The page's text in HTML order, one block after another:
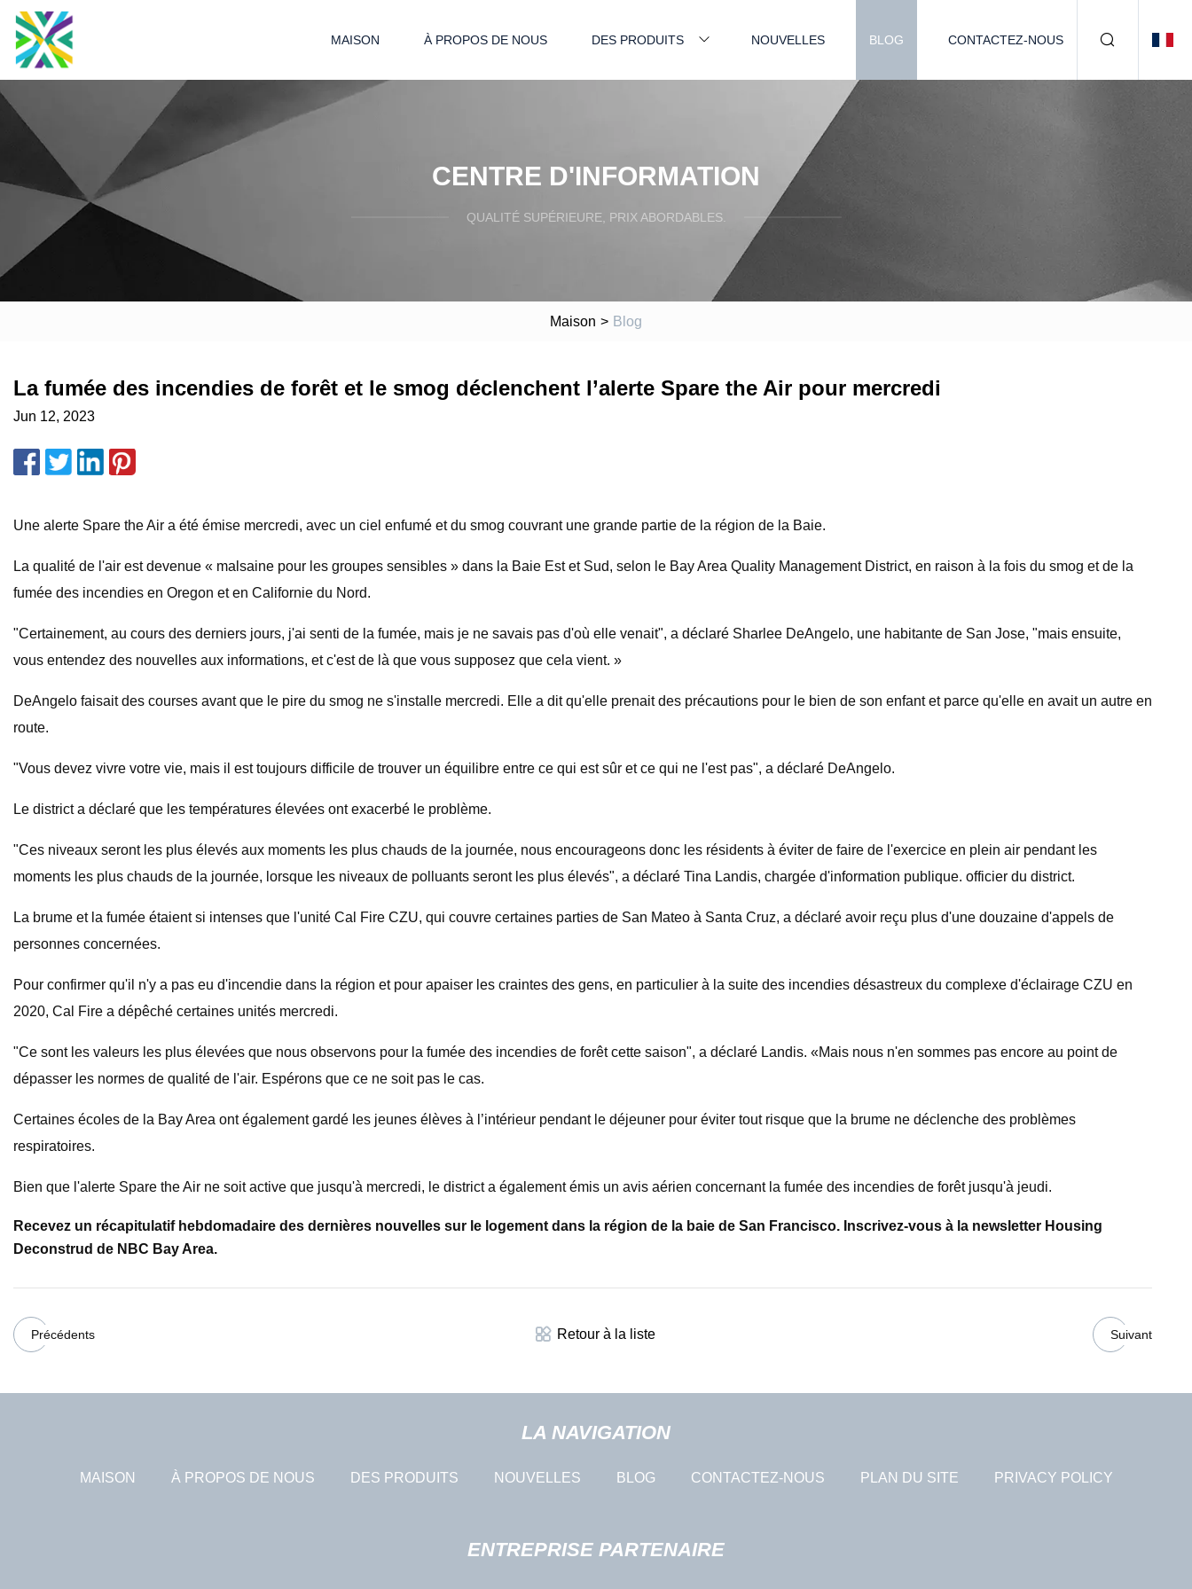
MAISON À PROPOS DE NOUS DES PRODUITS NOUVELLES BLOG CONTACTEZ-NOUS
CENTRE D'INFORMATION
QUALITÉ SUPÉRIEURE, PRIX ABORDABLES.
Maison > Blog
La fumée des incendies de forêt et le smog déclenchent l’alerte Spare the Air pour mercredi
Jun 12, 2023
Une alerte Spare the Air a été émise mercredi, avec un ciel enfumé et du smog couvrant une grande partie de la région de la Baie.
La qualité de l'air est devenue « malsaine pour les groupes sensibles » dans la Baie Est et Sud, selon le Bay Area Quality Management District, en raison à la fois du smog et de la
fumée des incendies en Oregon et en Californie du Nord.
"Certainement, au cours des derniers jours, j'ai senti de la fumée, mais je ne savais pas d'où elle venait", a déclaré Sharlee DeAngelo, une habitante de San Jose, "mais ensuite,
vous entendez des nouvelles aux informations, et c'est de là que vous supposez que cela vient. »
DeAngelo faisait des courses avant que le pire du smog ne s'installe mercredi. Elle a dit qu'elle prenait des précautions pour le bien de son enfant et parce qu'elle en avait un autre en
route.
"Vous devez vivre votre vie, mais il est toujours difficile de trouver un équilibre entre ce qui est sûr et ce qui ne l'est pas", a déclaré DeAngelo.
Le district a déclaré que les températures élevées ont exacerbé le problème.
"Ces niveaux seront les plus élevés aux moments les plus chauds de la journée, nous encourageons donc les résidents à éviter de faire de l'exercice en plein air pendant les
moments les plus chauds de la journée, lorsque les niveaux de polluants seront les plus élevés", a déclaré Tina Landis, chargée d'information publique. officier du district.
La brume et la fumée étaient si intenses que l'unité Cal Fire CZU, qui couvre certaines parties de San Mateo à Santa Cruz, a déclaré avoir reçu plus d'une douzaine d'appels de
personnes concernées.
Pour confirmer qu'il n'y a pas eu d'incendie dans la région et pour apaiser les craintes des gens, en particulier à la suite des incendies désastreux du complexe d'éclairage CZU en
2020, Cal Fire a dépêché certaines unités mercredi.
"Ce sont les valeurs les plus élevées que nous observons pour la fumée des incendies de forêt cette saison", a déclaré Landis. «Mais nous n'en sommes pas encore au point de
dépasser les normes de qualité de l'air. Espérons que ce ne soit pas le cas.
Certaines écoles de la Bay Area ont également gardé les jeunes élèves à l’intérieur pendant le déjeuner pour éviter tout risque que la brume ne déclenche des problèmes
respiratoires.
Bien que l'alerte Spare the Air ne soit active que jusqu'à mercredi, le district a également émis un avis aérien concernant la fumée des incendies de forêt jusqu'à jeudi.
Recevez un récapitulatif hebdomadaire des dernières nouvelles sur le logement dans la région de la baie de San Francisco. Inscrivez-vous à la newsletter Housing
Deconstrud de NBC Bay Area.
Précédents Retour à la liste Suivant
LA NAVIGATION
MAISON À PROPOS DE NOUS DES PRODUITS NOUVELLES BLOG CONTACTEZ-NOUS PLAN DU SITE PRIVACY POLICY
ENTREPRISE PARTENAIRE